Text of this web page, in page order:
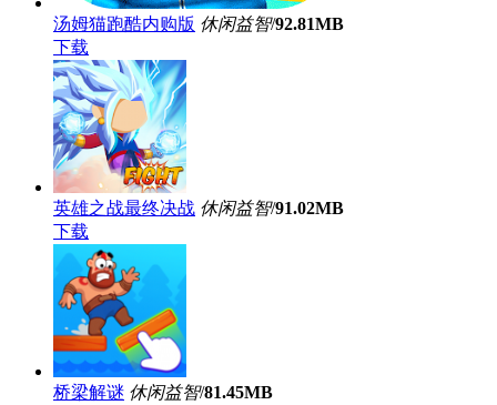
汤姆猫跑酷内购版 休闲益智/92.81MB
下载
英雄之战最终决战 休闲益智/91.02MB
下载
桥梁解谜 休闲益智/81.45MB